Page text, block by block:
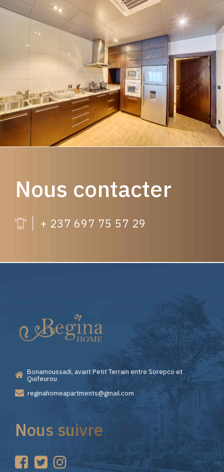
Nous contacter
+ 237 697 75 57 29
Casino
—
Premiers
Pas
sur
Choisir
Lizaro
Casino
pour
vos
Bonamoussadi, avant Petit Terrain entre Sorepco et
Quifeurou
reginahomeapartments@gmail.com
Nous suivre